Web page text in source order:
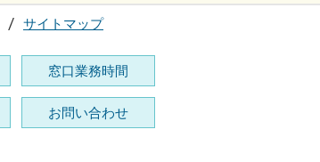
サイトマップ
窓口業務時間
お問い合わせ